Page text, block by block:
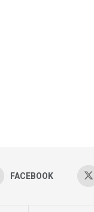
FACEBOOK